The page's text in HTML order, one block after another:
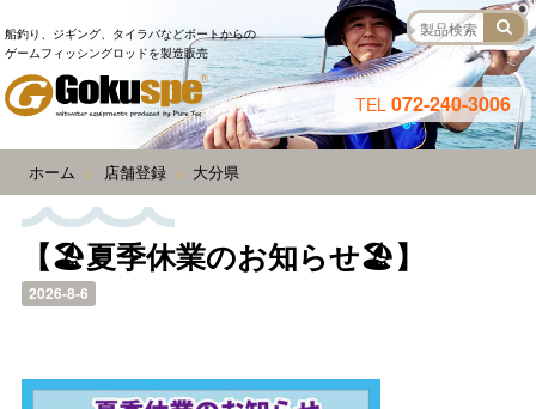
船釣り、ジギング、タイラバなどボートからの
ゲームフィッシングロッドを製造販売
TEL072-240-3006
ホーム > 店舗登録 > 大分県
【🏖️夏季休業のお知らせ🏖️】
2026-8-6